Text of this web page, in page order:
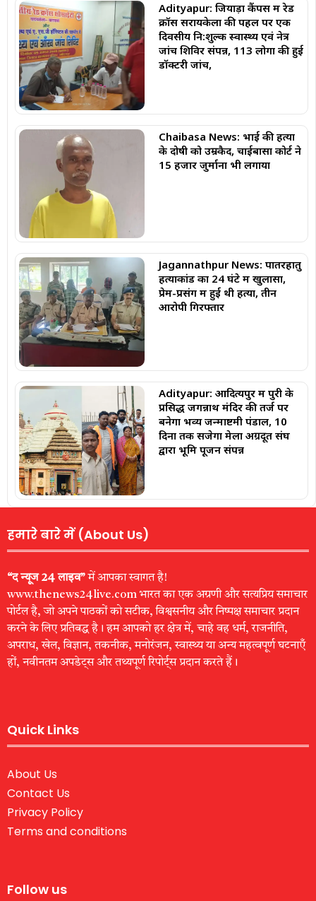
Adityapur: जियाड़ा कैंपस में रेड
क्रॉस सरायकेला की पहल पर एक
दिवसीय नि:शुल्क स्वास्थ्य एवं नेत्र
जांच शिविर संपन्न, 113 लोगों की हुई
डॉक्टरी जांच,
Chaibasa News: भाई की हत्या
के दोषी को उम्रकैद, चाईबासा कोर्ट ने
₹15 हजार जुर्माना भी लगाया
Jagannathpur News: पातरहातु
हत्याकांड का 24 घंटे में खुलासा,
प्रेम-प्रसंग में हुई थी हत्या, तीन
आरोपी गिरफ्तार
Adityapur: ​आदित्यपुर में पुरी के
प्रसिद्ध जगन्नाथ मंदिर की तर्ज पर
बनेगा भव्य जन्माष्टमी पंडाल, 10
दिनों तक सजेगा मेला ​अग्रदूत संघ
द्वारा भूमि पूजन संपन्न
हमारे बारे में (About Us)
“द न्यूज 24 लाइव”में आपका स्वागत है!
www.thenews24live.com भारत का एक अग्रणी और सत्यप्रिय समाचार
पोर्टल है, जो अपने पाठकों को सटीक, विश्वसनीय और निष्पक्ष समाचार प्रदान
करने के लिए प्रतिबद्ध है। हम आपको हर क्षेत्र में, चाहे वह धर्म, राजनीति,
अपराध, खेल, विज्ञान, तकनीक, मनोरंजन, स्वास्थ्य या अन्य महत्वपूर्ण घटनाएँ
हों, नवीनतम अपडेट्स और तथ्यपूर्ण रिपोर्ट्स प्रदान करते हैं।
Quick Links
About Us
Contact Us
Privacy Policy
Terms and conditions
Follow us